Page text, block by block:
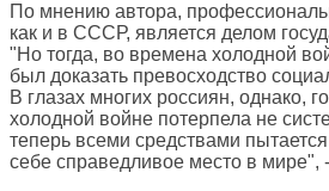
По мнению автора,
как и в СССР, является делом
"Но тогда, во времена холодной
был доказать превосходство
В глазах многих россиян, однако,
холодной войне потерпела не
теперь всеми средствами
себе справедливое место в мире", -